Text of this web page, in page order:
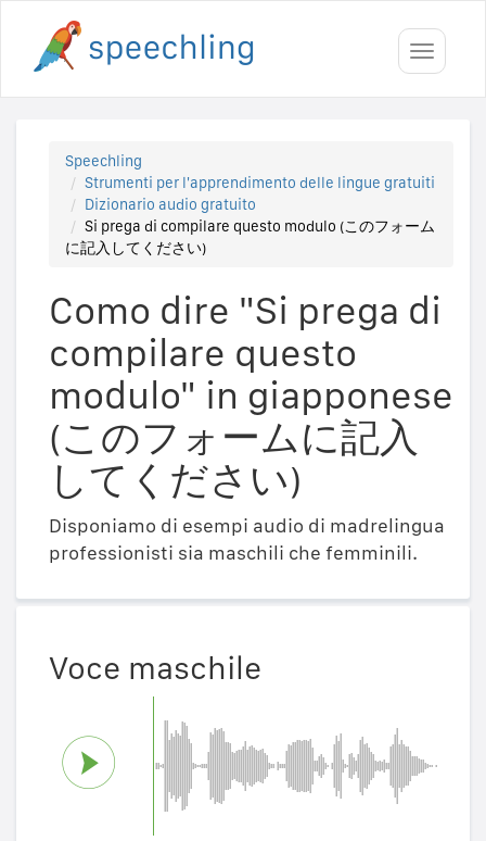
Toggle
Speechling
Strumenti per l'apprendimento delle lingue gratuiti
Dizionario audio gratuito
Si prega di compilare questo modulo (このフォーム
に記入してください)
Como dire "Si prega di
compilare questo
modulo" in giapponese
(このフォームに記入
してください)
Disponiamo di esempi audio di madrelingua
professionisti sia maschili che femminili.
Voce maschile